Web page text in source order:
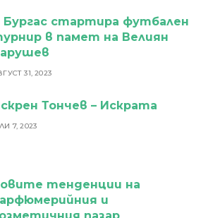
Бургас стартира футбален
в памет на Велиян
31, 2023
Тончев – Искрата
7, 2023
тенденции на
и